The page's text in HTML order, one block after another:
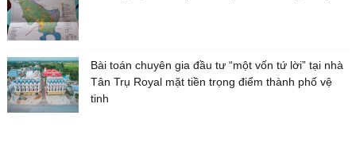
Bài toán chuyên gia đầu tư “một vốn tứ lời” tại nhà
Tân Trụ Royal mặt tiền trọng điểm thành phố vệ
tinh